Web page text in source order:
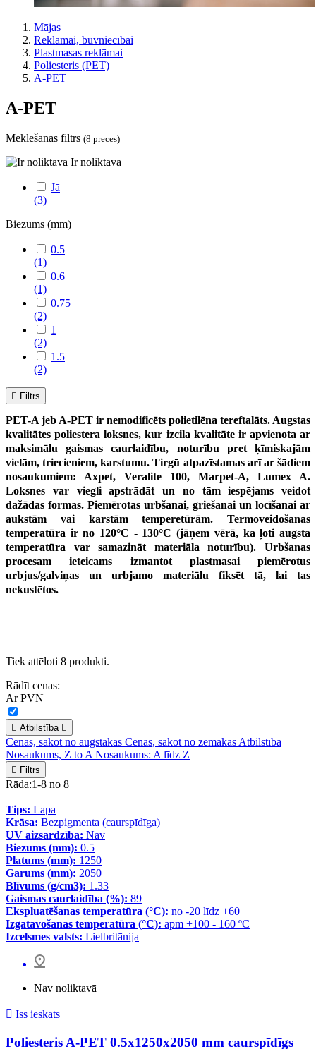
Mājas
Reklāmai, būvniecībai
Plastmasas reklāmai
Poliesteris (PET)
A-PET
A-PET
Meklēšanas filtrs (8 preces)
Ir noliktavā
Jā
(3)
Biezums (mm)
0.5
(1)
0.6
(1)
0.75
(2)
1
(2)
1.5
(2)
 Filtrs
PET-A jeb A-PET ir nemodificēts polietilēna tereftalāts. Augstas
kvalitātes poliestera loksnes, kur izcila kvalitāte ir apvienota ar
maksimālu gaismas caurlaidību, noturību pret ķīmiskajām
vielām, triecieniem, karstumu. Tirgū atpazīstamas arī ar šādiem
nosaukumiem: Axpet, Veralite 100, Marpet-A, Lumex A.
Loksnes var viegli apstrādāt un no tām iespējams veidot
dažādas formas. Piemērotas urbšanai, griešanai un locīšanai ar
aukstām vai karstām temperetūrām. Termoveidošanas
temperatūra ir no 120°C - 130°C (jāņem vērā, ka ļoti augsta
temperatūra var samazināt materiāla noturību). Urbšanas
procesam ieteicams izmantot plastmasai piemērotus
urbjus/galviņas un urbjamo materiālu fiksēt tā, lai tas
nekustētos.
Tiek attēloti 8 produkti.
Rādīt cenas:
Ar PVN
 Atbilstība 
Cenas, sākot no augstākās Cenas, sākot no zemākāsAtbilstība
Nosaukums, Z to ANosaukums: A līdz Z
 Filtrs
Rāda:1-8 no 8
Tips: Lapa
Krāsa: Bezpigmenta (caurspīdīga)
UV aizsardzība: Nav
Biezums (mm): 0.5
Platums (mm): 1250
Garums (mm): 2050
Blīvums (g/cm3): 1.33
Gaismas caurlaidība (%): 89
Ekspluatēšanas temperatūra (°C): no -20 līdz +60
Izgatavošanas temperatūra (°C): apm +100 - 160 ºC
Izcelsmes valsts: Lielbritānija
Nav noliktavā
 Īss ieskats
Poliesteris A-PET 0.5x1250x2050 mm caurspīdīgs